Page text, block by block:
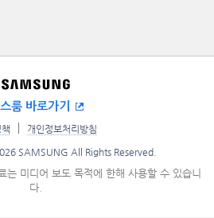
룸 바로가기
개인정보처리방침
SAMSUNG All Rights Reserved.
는 미디어 보도 목적에 한해 사용할 수 있습니
다.